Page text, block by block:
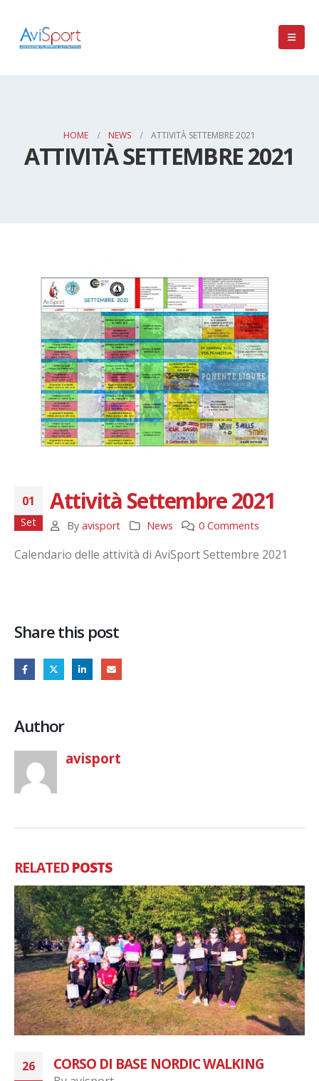
HOME NEWS ATTIVITÀ SETTEMBRE 2021
ATTIVITÀ SETTEMBRE 2021
01
Set
Attività Settembre 2021
By avisport News 0 Comments
Calendario delle attività di AviSport Settembre 2021
Share this post
Author
avisport
RELATEDPOSTS
26 CORSO DI BASE NORDIC WALKING